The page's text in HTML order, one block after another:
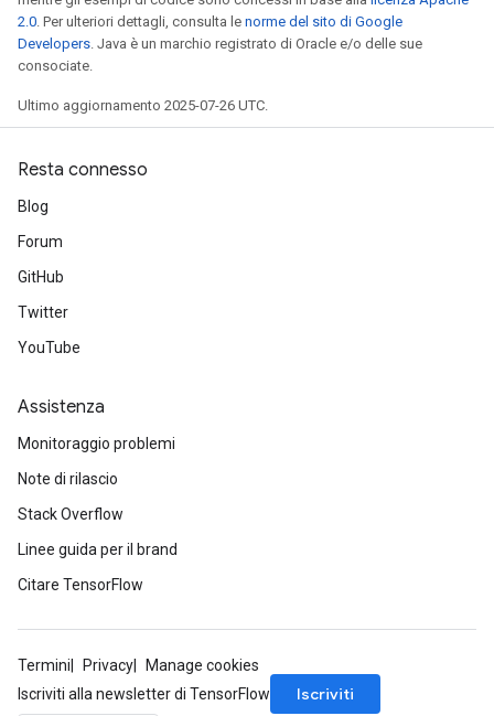
2.0 . Per ulteriori dettagli, consulta le norme del sito di Google
Developers . Java è un marchio registrato di Oracle e/o delle sue
consociate.
Ultimo aggiornamento 2025-07-26 UTC.
Resta connesso
Blog
Forum
GitHub
Twitter
YouTube
Assistenza
Monitoraggio problemi
Note di rilascio
Stack Overflow
Linee guida per il brand
Citare TensorFlow
Termini Privacy
Manage cookies
Iscriviti alla newsletter di TensorFlow
Iscriviti